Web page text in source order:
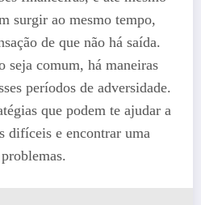
surgir ao mesmo tempo,
de que não há saída.
seja comum, há maneiras
períodos de adversidade.
que podem te ajudar a
difíceis e encontrar uma